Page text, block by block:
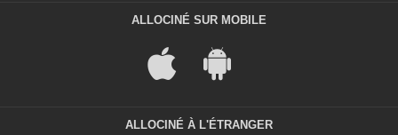
ALLOCINÉ SUR MOBILE
ALLOCINÉ À L'ÉTRANGER